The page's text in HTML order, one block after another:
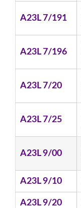
A23L 7/191
A23L 7/196
A23L 7/20
A23L 7/25
A23L 9/00
A23L 9/10
A23L 9/20